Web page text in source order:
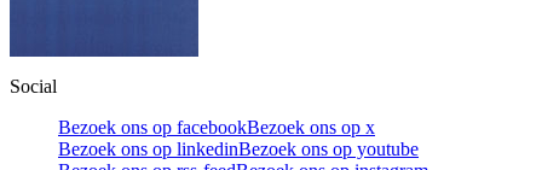
Social
Bezoek ons op facebookBezoek ons op x
Bezoek ons op linkedinBezoek ons op youtube